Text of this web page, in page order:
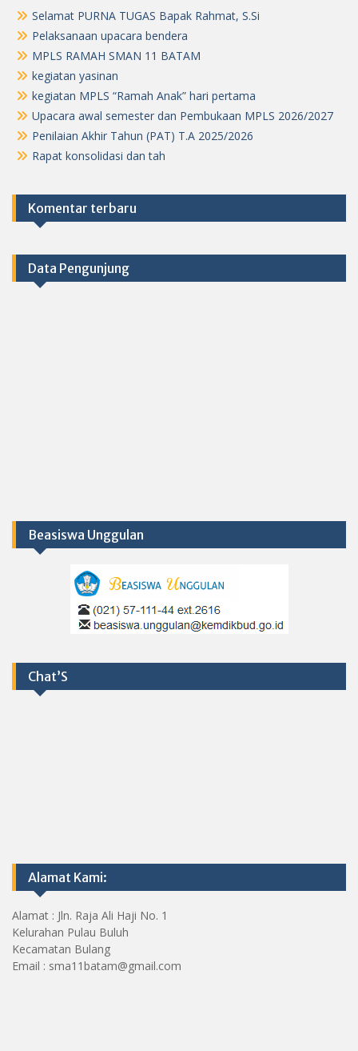
Selamat PURNA TUGAS Bapak Rahmat, S.Si
Pelaksanaan upacara bendera
MPLS RAMAH SMAN 11 BATAM
kegiatan yasinan
kegiatan MPLS “Ramah Anak” hari pertama
Upacara awal semester dan Pembukaan MPLS 2026/2027
Penilaian Akhir Tahun (PAT) T.A 2025/2026
Rapat konsolidasi dan tah
Komentar terbaru
Data Pengunjung
Beasiswa Unggulan
Chat’S
Alamat Kami:
Alamat : Jln. Raja Ali Haji No. 1
Kelurahan Pulau Buluh
Kecamatan Bulang
Email : sma11batam@gmail.com